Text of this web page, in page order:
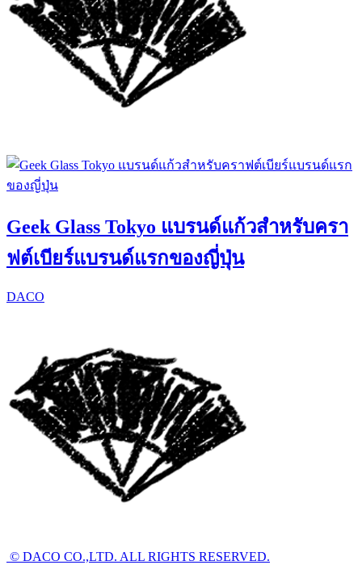
Geek Glass Tokyo แบรนด์แก้วสำหรับครา
ฟต์เบียร์แบรนด์แรกของญี่ปุ่น
DACO
© DACO CO.,LTD. ALL RIGHTS RESERVED.